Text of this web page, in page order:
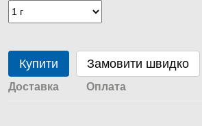
Купити Замовити швидко
Доставка Оплата